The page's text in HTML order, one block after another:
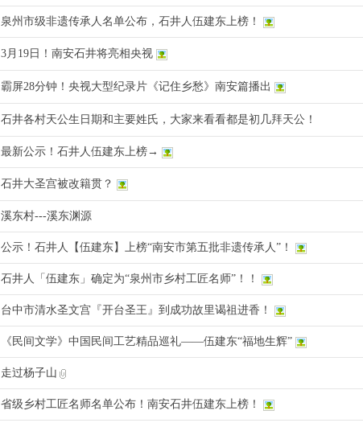
泉州市级非遗传承人名单公布，石井人伍建东上榜！
3月19日！南安石井将亮相央视
霸屏28分钟！央视大型纪录片《记住乡愁》南安篇播出
石井各村天公生日期和主要姓氏，大家来看看都是初几拜天公！
最新公示！石井人伍建东上榜→
石井大圣宫被改籍贯？
溪东村---溪东渊源
公示！石井人【伍建东】上榜“南安市第五批非遗传承人”！
石井人「伍建东」确定为“泉州市乡村工匠名师”！！
台中市清水圣文宫『开台圣王』到成功故里谒祖进香！
《民间文学》中国民间工艺精品巡礼——伍建东“福地生辉”
走过杨子山
省级乡村工匠名师名单公布！南安石井伍建东上榜！